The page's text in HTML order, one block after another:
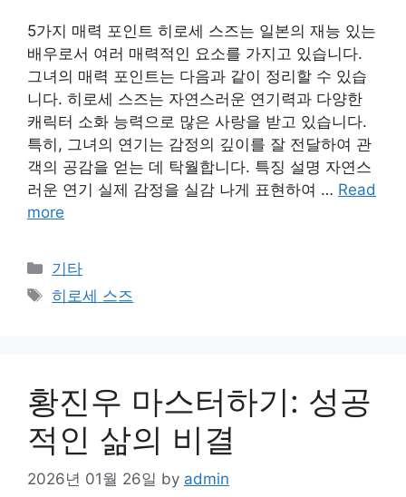
5가지 매력 포인트 히로세 스즈는 일본의 재능 있는
배우로서 여러 매력적인 요소를 가지고 있습니다.
그녀의 매력 포인트는 다음과 같이 정리할 수 있습
니다. 히로세 스즈는 자연스러운 연기력과 다양한
캐릭터 소화 능력으로 많은 사랑을 받고 있습니다.
특히, 그녀의 연기는 감정의 깊이를 잘 전달하여 관
객의 공감을 얻는 데 탁월합니다. 특징 설명 자연스
러운 연기 실제 감정을 실감 나게 표현하여 … Read
more
Categories
기타
Tags
히로세 스즈
황진우 마스터하기: 성공
적인 삶의 비결
2026년 01월 26일 by admin